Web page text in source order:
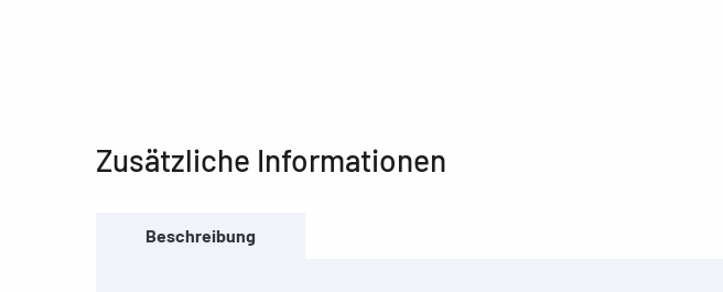
Zusätzliche Informationen
Beschreibung